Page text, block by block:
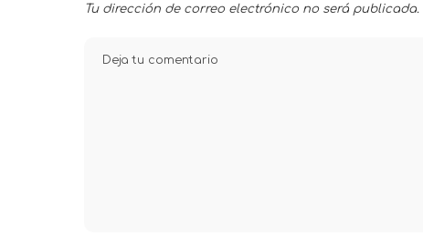
Tu dirección de correo electrónico no será publicada.